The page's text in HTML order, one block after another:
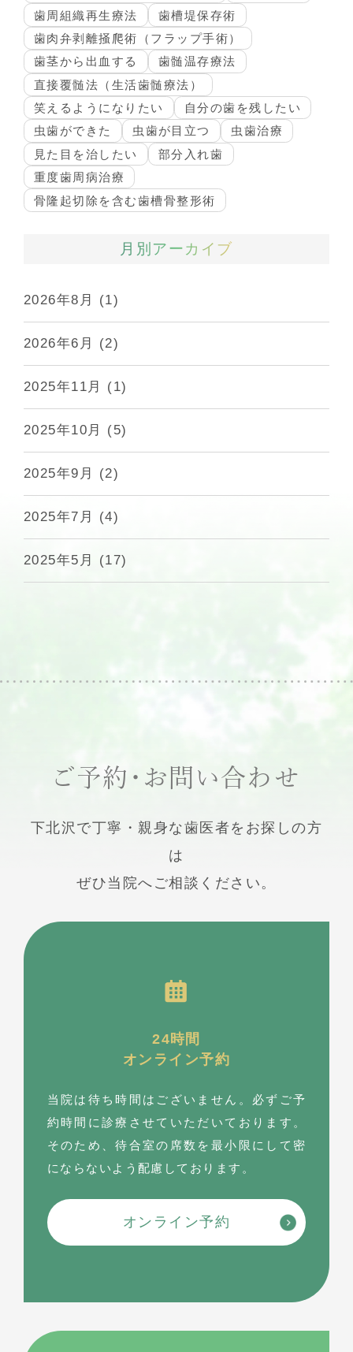
歯周組織再生療法
歯槽堤保存術
歯肉弁剥離掻爬術（フラップ手術）
歯茎から出血する
歯髄温存療法
直接覆髄法（生活歯髄療法）
笑えるようになりたい
自分の歯を残したい
虫歯ができた
虫歯が目立つ
虫歯治療
見た目を治したい
部分入れ歯
重度歯周病治療
骨隆起切除を含む歯槽骨整形術
月別アーカイブ
2026年8月 (1)
2026年6月 (2)
2025年11月 (1)
2025年10月 (5)
2025年9月 (2)
2025年7月 (4)
2025年5月 (17)
ご予約・お問い合わせ
下北沢で丁寧・親身な歯医者をお探しの方
は
ぜひ当院へご相談ください。
24時間
オンライン予約
当院は待ち時間はございません。必ずご予
約時間に診療させていただいております。
そのため、待合室の席数を最⼩限にして密
にならないよう配慮しております。
オンライン予約